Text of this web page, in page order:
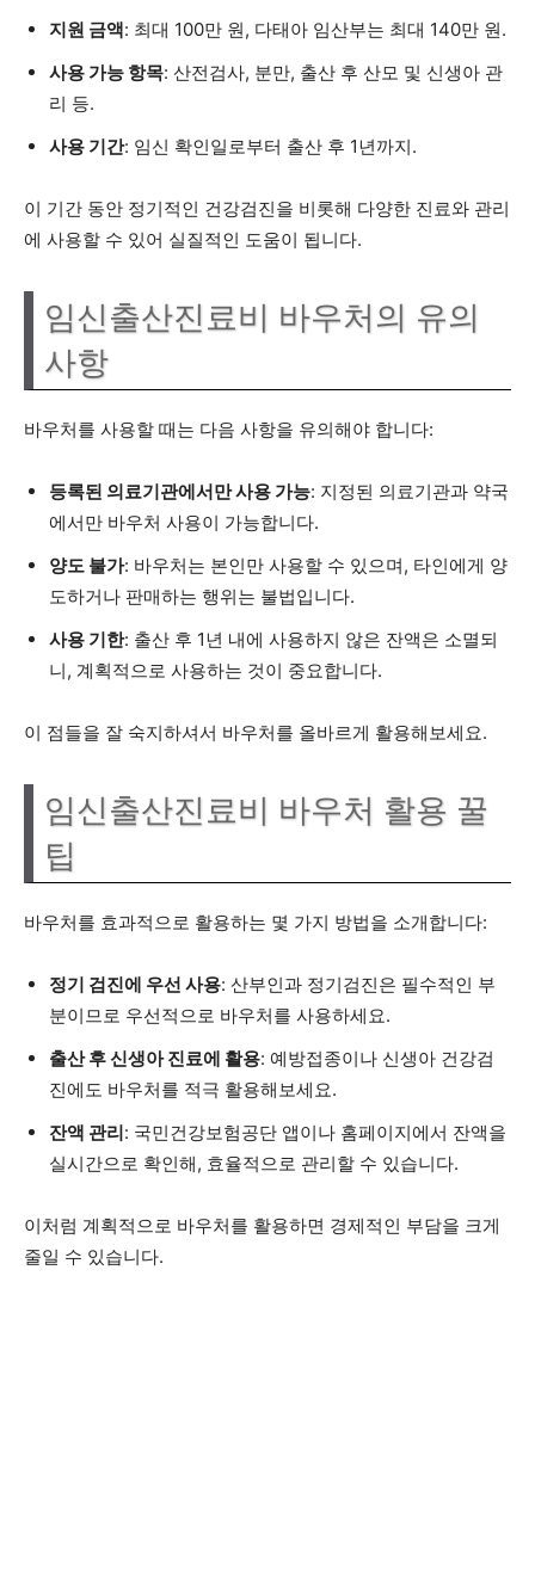
지원 금액: 최대 100만 원, 다태아 임산부는 최대 140만 원.
사용 가능 항목: 산전검사, 분만, 출산 후 산모 및 신생아 관
리 등.
사용 기간: 임신 확인일로부터 출산 후 1년까지.
이 기간 동안 정기적인 건강검진을 비롯해 다양한 진료와 관리
에 사용할 수 있어 실질적인 도움이 됩니다.
임신출산진료비 바우처의 유의
사항
바우처를 사용할 때는 다음 사항을 유의해야 합니다:
등록된 의료기관에서만 사용 가능: 지정된 의료기관과 약국
에서만 바우처 사용이 가능합니다.
양도 불가: 바우처는 본인만 사용할 수 있으며, 타인에게 양
도하거나 판매하는 행위는 불법입니다.
사용 기한: 출산 후 1년 내에 사용하지 않은 잔액은 소멸되
니, 계획적으로 사용하는 것이 중요합니다.
이 점들을 잘 숙지하셔서 바우처를 올바르게 활용해보세요.
임신출산진료비 바우처 활용 꿀
팁
바우처를 효과적으로 활용하는 몇 가지 방법을 소개합니다:
정기 검진에 우선 사용: 산부인과 정기검진은 필수적인 부
분이므로 우선적으로 바우처를 사용하세요.
출산 후 신생아 진료에 활용: 예방접종이나 신생아 건강검
진에도 바우처를 적극 활용해보세요.
잔액 관리: 국민건강보험공단 앱이나 홈페이지에서 잔액을
실시간으로 확인해, 효율적으로 관리할 수 있습니다.
이처럼 계획적으로 바우처를 활용하면 경제적인 부담을 크게
줄일 수 있습니다.